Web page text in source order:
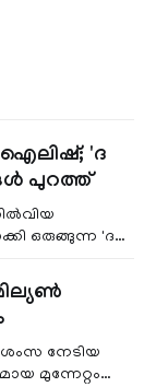
ഐലിഷ്; 'ദ
പുറത്ത്
ഒരുങ്ങുന്ന 'ദ
നേടിയ
മുന്നേറ്റം